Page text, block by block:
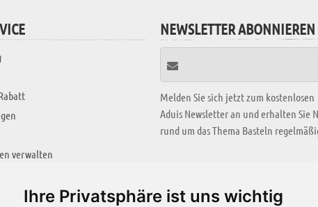
Ihre Privatsphäre ist uns wichtig
verwalten
NEWSLETTER ABONNIEREN
Melden Sie sich jetzt zum kostenlosen
Aduis Newsletter an und erhalten Sie
rund um das Thema Basteln
KREATIV ZONE